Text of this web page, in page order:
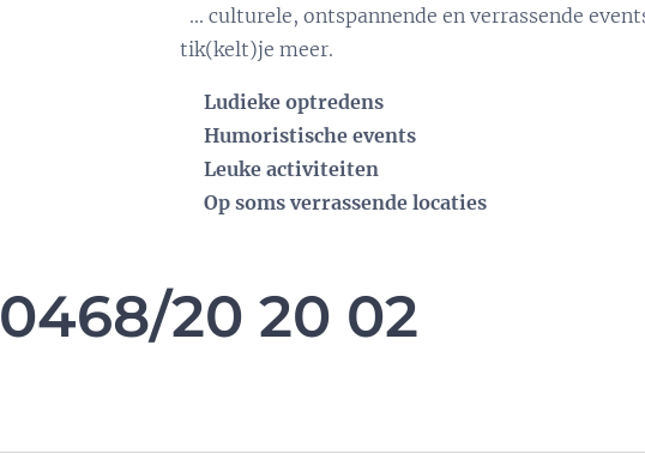
... culturele, ontspannende en verrassende
tik(kelt)je meer.
Ludieke optredens
Humoristische events
Leuke activiteiten
Op soms verrassende locaties
0468/20 20 02